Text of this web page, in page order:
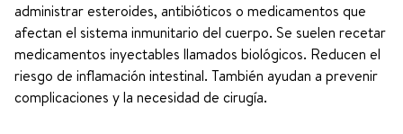
administrar esteroides, antibióticos o medicamentos que
afectan el sistema inmunitario del cuerpo. Se suelen recetar
medicamentos inyectables llamados biológicos. Reducen el
riesgo de inflamación intestinal. También ayudan a prevenir
complicaciones y la necesidad de cirugía.